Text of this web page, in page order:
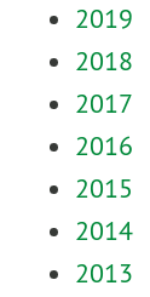
2019
2018
2017
2016
2015
2014
2013